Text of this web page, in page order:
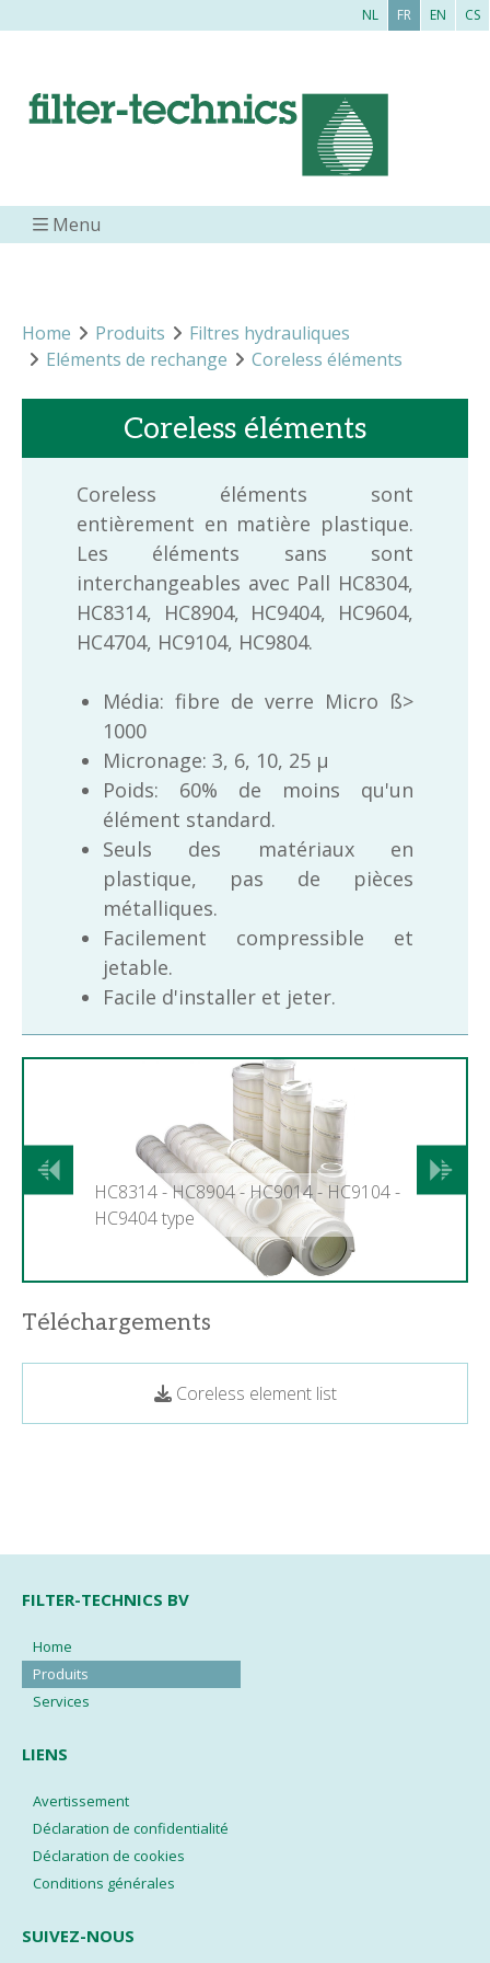
NL FR EN CS
Menu
Home Produits
Filtres hydrauliques
Eléments de rechange
Coreless éléments
Coreless éléments
Coreless éléments sont
entièrement en matière plastique.
Les éléments sans sont
interchangeables avec Pall HC8304,
HC8314, HC8904, HC9404, HC9604,
HC4704, HC9104, HC9804.
Média: fibre de verre Micro ß>
1000
Micronage: 3, 6, 10, 25 μ
Poids: 60% de moins qu'un
élément standard.
Seuls des matériaux en
plastique, pas de pièces
métalliques.
Facilement compressible et
jetable.
Facile d'installer et jeter.
Précédent
Suivant
HC8314 - HC8904 - HC9014 - HC9104 -
HC9404 type
Téléchargements
Coreless element list
FILTER-TECHNICS BV
Home
Produits
Services
LIENS
Avertissement
Déclaration de confidentialité
Déclaration de cookies
Conditions générales
SUIVEZ-NOUS